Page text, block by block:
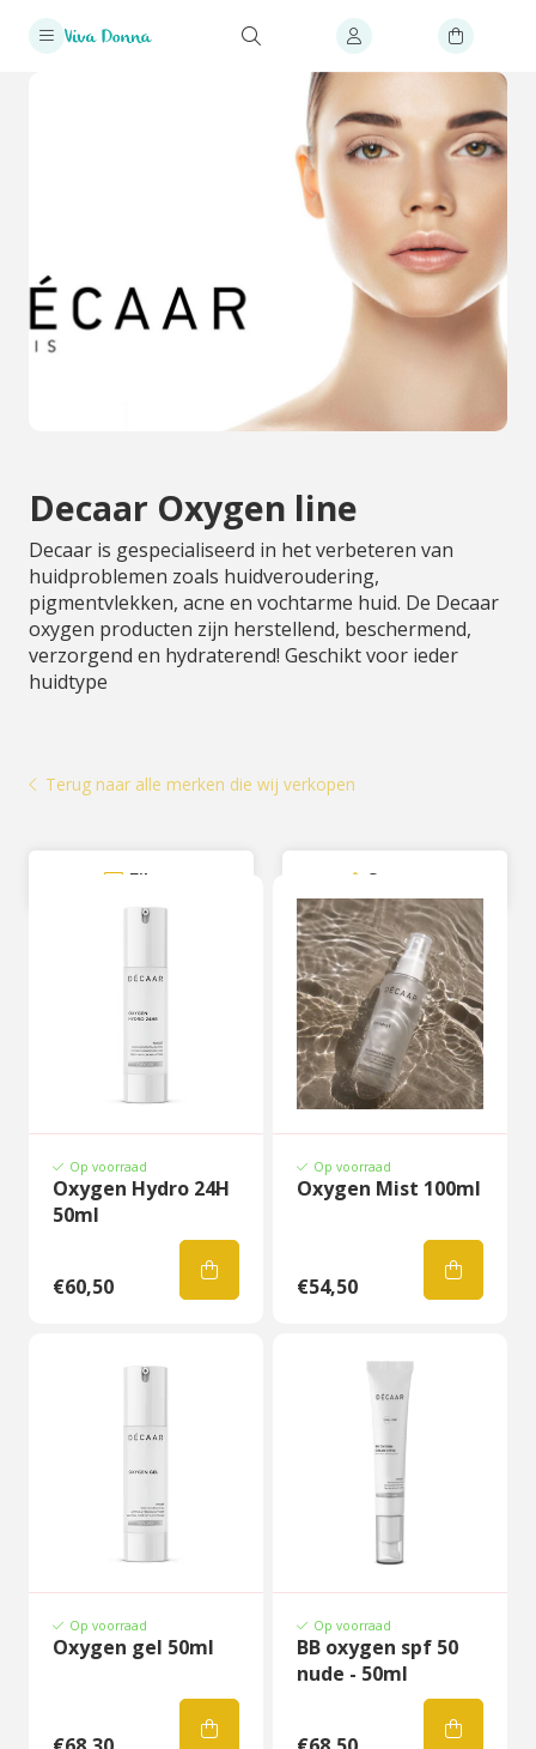
Decaar Oxygen line
Decaar is gespecialiseerd in het verbeteren van
huidproblemen zoals huidveroudering,
pigmentvlekken, acne en vochtarme huid. De Decaar
oxygen producten zijn herstellend, beschermend,
verzorgend en hydraterend! Geschikt voor ieder
huidtype
Terug naar alle merken die wij verkopen
Filter Sorteer
Op voorraad
Oxygen Hydro 24H
50ml
€60,50
Op voorraad
Oxygen Mist 100ml
€54,50
Op voorraad
Oxygen gel 50ml
Op voorraad
BB oxygen spf 50
nude - 50ml